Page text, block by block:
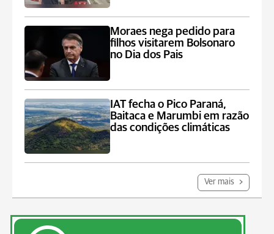
Moraes nega pedido para
filhos visitarem Bolsonaro
no Dia dos Pais
IAT fecha o Pico Paraná,
Baitaca e Marumbi em razão
das condições climáticas
Ver mais